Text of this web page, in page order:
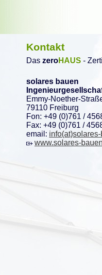
Kontakt
Das zeroHAUS -
solares bauen
Emmy-Noether-
79110 Freiburg
Fon: +49 (0)761 /
Fax: +49 (0)761 /
email:
www.solares-